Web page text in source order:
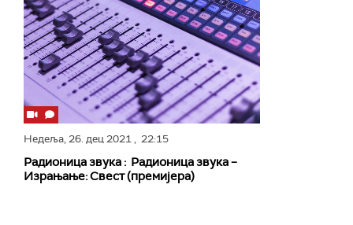
Недеља,26. дец 2021, 22:15
Радионица звука : Радионица звука –
Израњање: Свест (премијера)